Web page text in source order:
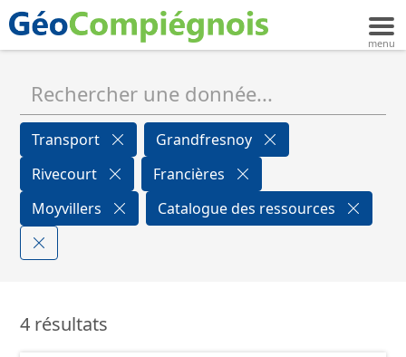
Transport
Grandfresnoy
Rivecourt
Francières
Moyvillers
Catalogue des ressources
4 résultats